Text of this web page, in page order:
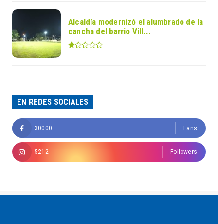
Alcaldía modernizó el alumbrado de la
cancha del barrio Vill...
EN REDES SOCIALES
30000 Fans
5212 Followers